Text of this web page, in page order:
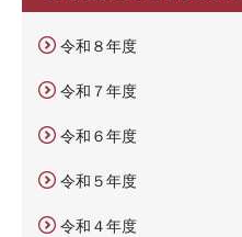
令和８年度
令和７年度
令和６年度
令和５年度
令和４年度